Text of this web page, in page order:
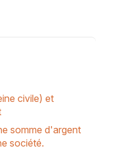
civile) et
somme d'argent
société.